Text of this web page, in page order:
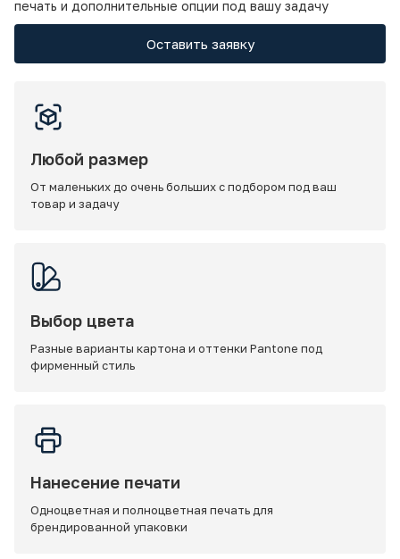
печать и дополнительные опции под вашу задачу
Оставить заявку
Любой размер
От маленьких до очень больших с подбором под ваш
товар и задачу
Выбор цвета
Разные варианты картона и оттенки Pantone под
фирменный стиль
Нанесение печати
Одноцветная и полноцветная печать для
брендированной упаковки